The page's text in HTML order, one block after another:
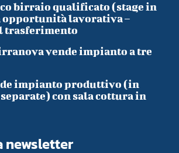
birraio qualificato (stage in
opportunità lavorativa –
trasferimento
vende impianto a tre
impianto produttivo (in
con sala cottura in
newsletter